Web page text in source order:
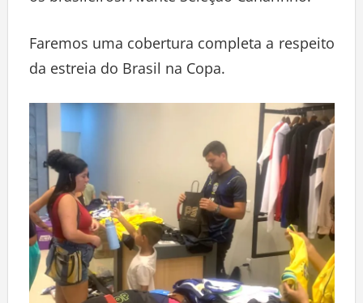
Faremos uma cobertura completa a respeito
da estreia do Brasil na Copa.